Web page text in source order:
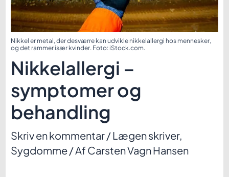
Nikkel er metal, der desværre kan udvikle nikkelallergi hos mennesker,
og det rammer især kvinder. Foto: iStock.com.
Nikkelallergi –
symptomer og
behandling
Skriv en kommentar/Lægen skriver,
Sygdomme/ AfCarsten Vagn Hansen